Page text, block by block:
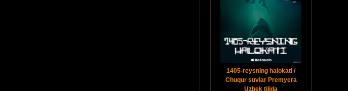
1405-reysning halokati /
Chuqur suvlar Premyera
Uzbek tilida